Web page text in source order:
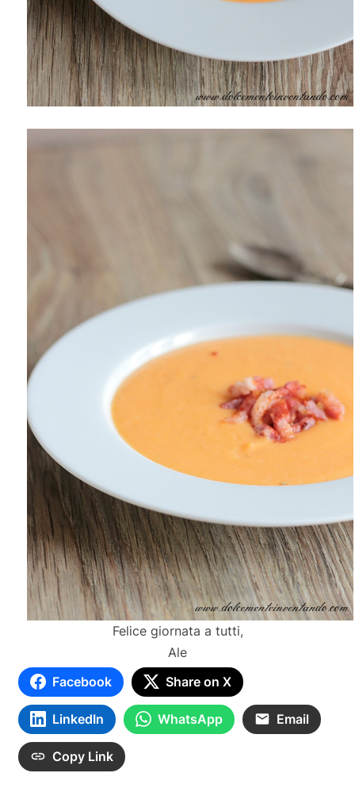
Felice giornata a tutti,
Ale
Facebook
Share on X
LinkedIn WhatsApp Email
Copy Link